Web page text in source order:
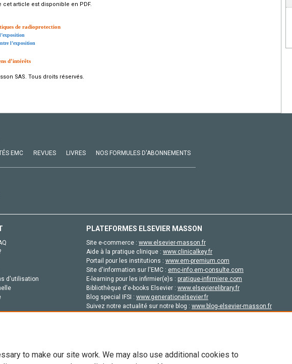
cet article est disponible en PDF.
de radioprotection
l’exposition
d’intérêts
SAS. Tous droits réservés.
EMC REVUES LIVRES NOS FORMULES D'ABONNEMENTS
d'utilisation
PLATEFORMES ELSEVIER MASSON
Site e-commerce : www.elsevier-masson.fr
Aide à la pratique clinique : www.clinicalkey.fr
Portail pour les institutions : www.em-premium.com
Site d'information sur l'EMC : emc-info.em-consulte.com
E-learning pour les infirmier(e)s : pratique-infirmiere.com
Bibliothèque d'e-books Elsevier : www.elsevierelibrary.fr
Blog special IFSI : www.generationelsevier.fr
Suivez notre actualité sur notre blog : www.blog-elsevier-masson.fr
to make our site work. We may also use additional cookies to